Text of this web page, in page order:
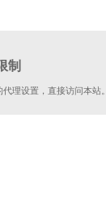
制
理设置，直接访问本站。